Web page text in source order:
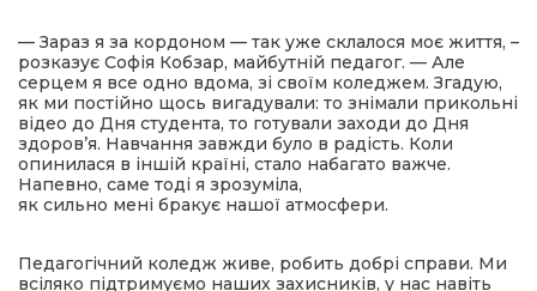
— Зараз я за кордоном — так уже склалося моє життя, –
розказує Софія Кобзар, майбутній педагог. — Але
серцем я все одно вдома, зі своїм коледжем. Згадую,
як ми постійно щось вигадували: то знімали прикольні
відео до Дня студента, то готували заходи до Дня
здоров’я. Навчання завжди було в радість. Коли
опинилася в іншій країні, стало набагато важче.
Напевно, саме тоді я зрозуміла,
як сильно мені бракує нашої атмосфери.
Педагогічний коледж живе, робить добрі справи. Ми
всіляко підтримуємо наших захисників, у нас навіть